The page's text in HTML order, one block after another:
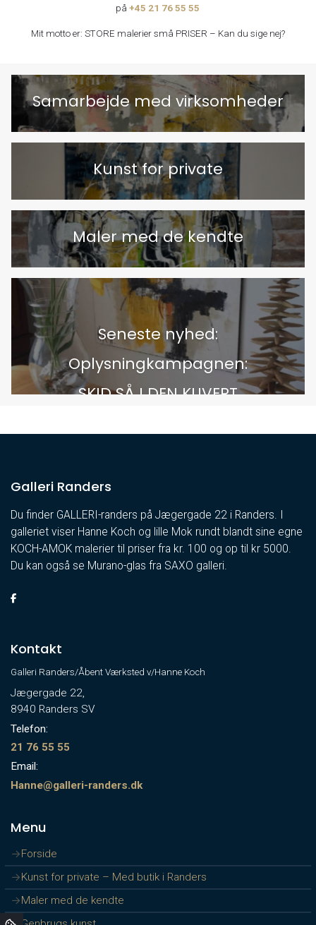
på+45 21 76 55 55
Mit motto er: STORE malerier små PRISER – Kan du sige nej?
Samarbejde med virksomheder
Kunst for private
Maler med de kendte
Seneste nyhed:
Oplysningkampagnen:
SKID SÅ I DEN KUVERT
Galleri Randers
Du finder GALLERI-randers på Jægergade 22 i Randers. I
galleriet viser Hanne Koch og lille Mok rundt blandt sine egne
KOCH-AMOK malerier til priser fra kr. 100 og op til kr 5000.
Du kan også se Murano-glas fra SAXO galleri.
Kontakt
Galleri Randers/Åbent Værksted v/Hanne Koch
Jægergade 22,
8940 Randers SV
Telefon:
21 76 55 55
Email:
Hanne@galleri-randers.dk
Menu
Forside
Kunst for private – Med butik i Randers
Maler med de kendte